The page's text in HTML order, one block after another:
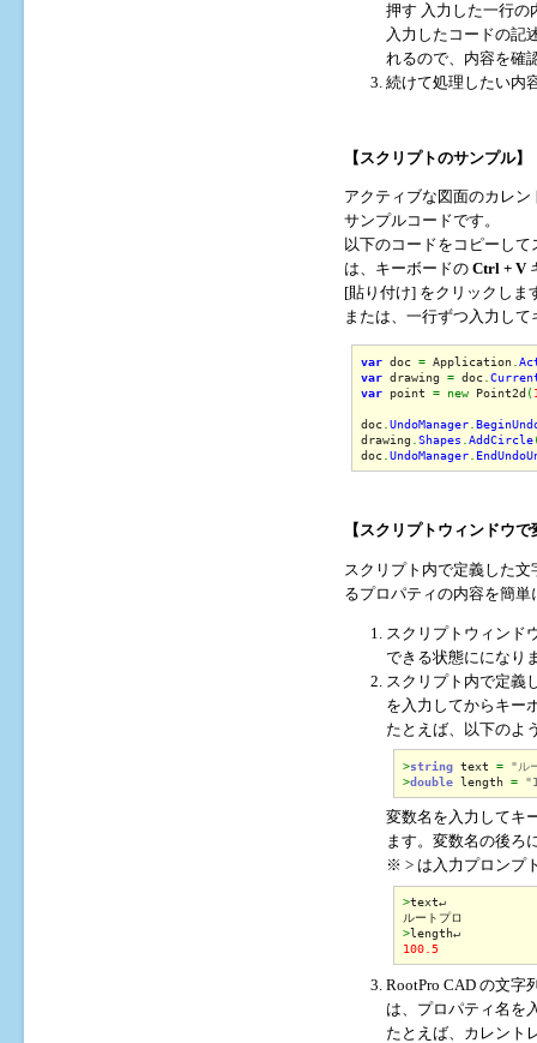
押す 入力した一行の
入力したコードの記
れるので、内容を確
続けて処理したい内
【スクリプトのサンプル】
アクティブな図面のカレン
サンプルコードです。
以下のコードをコピーし
は、キーボードの Ctrl + V
[貼り付け] をクリックしま
または、一行ずつ入力し
var doc = Application.
var drawing = doc.
var point = new Point2d (
doc. UndoManager.
drawing Shapes AddCircle
doc. UndoManager.
【スクリプトウィンドウ
スクリプト内で定義した
るプロパティの内容を簡
スクリプトウィンド
できる状態にになり
スクリプト内で定義
を入力してからキー
たとえば、以下のよ
>string text =
"ル
>double length =
変数名を入力してキ
ます。変数名の後ろ
※ > は入力プロンプ
>text↵
>
length↵
100.5
RootPro CAD の文字
は、プロパティ名を
たとえば、カレント